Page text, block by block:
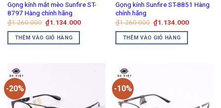
Gọng kính mắt mèo Sunfire ST-
8797 Hàng chính hãng
₫1.260.000 Giá
gốc
là:
₫1.260.000.
₫1.134.000Giá
THÊM VÀO GIỎ HÀNG
Gọng kính Sunfire ST-8851 Hàng
chính hãng
₫1.260.000 Giá
gốc
là:
₫1.260.000.
₫1.134.000Giá
THÊM VÀO GIỎ HÀNG
-20% -10%